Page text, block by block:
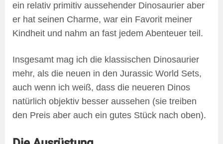
ein relativ primitiv aussehender Dinosaurier aber
er hat seinen Charme, war ein Favorit meiner
Kindheit und nahm an fast jedem Abenteuer teil.
Insgesamt mag ich die klassischen Dinosaurier
mehr, als die neuen in den Jurassic World Sets,
auch wenn ich weiß, dass die neueren Dinos
natürlich objektiv besser aussehen (sie treiben
den Preis aber auch ein gutes Stück nach oben).